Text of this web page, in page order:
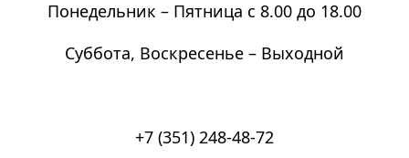
Понедельник – Пятница с 8.00 до 18.00
Суббота, Воскресенье – Выходной
+7 (351) 248-48-72